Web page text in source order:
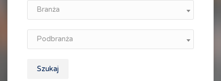
Branża
Podbranża
Szukaj